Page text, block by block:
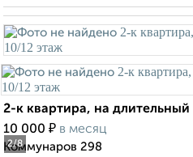
2/8
2-к квартира, на
10 000 ₽ в месяц
Коммунаров 298